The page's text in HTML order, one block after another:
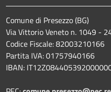
Comune di Presezzo (BG)
Via Vittorio Veneto n. 1049 -
Codice Fiscale: 82003210166
Partita IVA: 01757940166
IBAN: